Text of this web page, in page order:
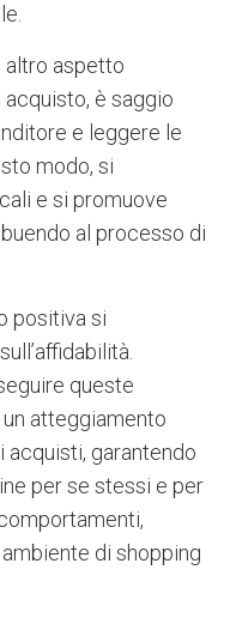
altro aspetto
è saggio
e leggere le
modo, si
e si promuove
al processo di
positiva si
queste
atteggiamento
garantendo
per se stessi e per
di shopping